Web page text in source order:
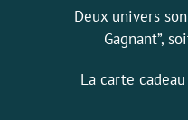
Deux univers
Gagnant”,
La carte